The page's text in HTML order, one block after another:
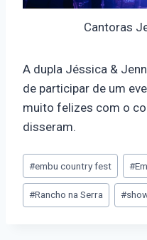
Cantoras
A dupla Jéssica &
de participar de um
muito felizes com o
disseram.
#embu country fest #
#Rancho na Serra #